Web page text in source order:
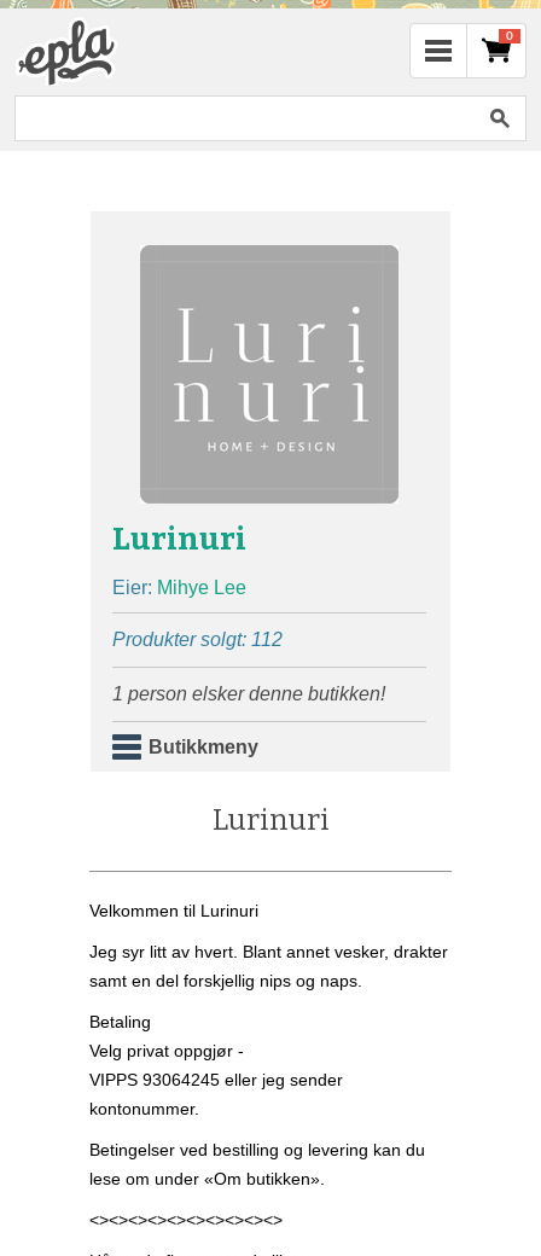
0
Lurinuri
Eier: Mihye Lee
Produkter solgt: 112
1 person elsker denne butikken!
Butikkmeny
Lurinuri
Velkommen til Lurinuri
Jeg syr litt av hvert. Blant annet vesker, drakter
samt en del forskjellig nips og naps.
Betaling
Velg privat oppgjør -
VIPPS 93064245 eller jeg sender
kontonummer.
Betingelser ved bestilling og levering kan du
lese om under «Om butikken».
<><><><><><><><><><>